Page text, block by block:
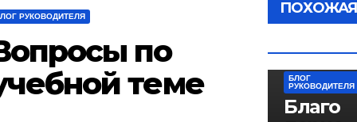
РУКОВОДИТЕЛЯ
по
теме
ПОХОЖАЯ
БЛОГ
РУКОВОДИТЕЛЯ
Благо